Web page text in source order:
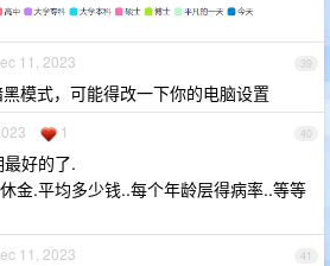
39
11, 2023
模式，可能得改一下你的电脑设置
40
1
好的了.
金.平均多少钱..每个年龄层得病率..等等
41
11, 2023